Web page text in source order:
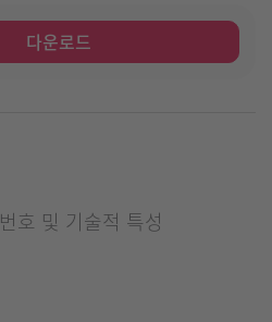
다운로드
호 및 기술적 특성